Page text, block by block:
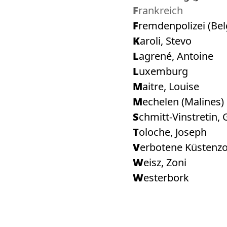
Frankreich
Fremdenpolizei
Karoli, Stevo
Lagrené, Antoine
Luxemburg
Maitre, Louise
Mechelen (Malines)
Schmitt-Vinstretin,
Toloche, Joseph
Verbotene
Weisz, Zoni
Westerbork